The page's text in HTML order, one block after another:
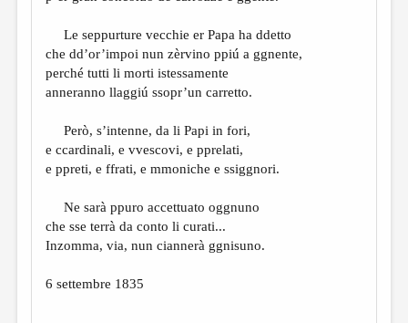
ПУБЛИЦИСТИКА
РЕЦЕНЗИРОВАНИЕ
ТРЕДИАКОВСКИЙ
МЕДИА
ВКОНТАКТЕ
Le seppurture vecchie er Papa ha ddetto
che dd’or’impoi nun zèrvino ppiú a ggnente,
perché tutti li morti istessamente
anneranno llaggiú ssopr’un carretto.
Però, s’intenne, da li Papi in fori,
e ccardinali, e vvescovi, e pprelati,
e ppreti, e ffrati, e mmoniche e ssiggnori.
Ne sarà ppuro accettuato oggnuno
che sse terrà da conto li curati...
Inzomma, via, nun ciannerà ggnisuno.
6 settembre 1835